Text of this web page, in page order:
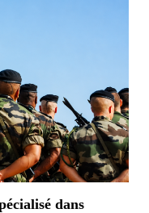
dans